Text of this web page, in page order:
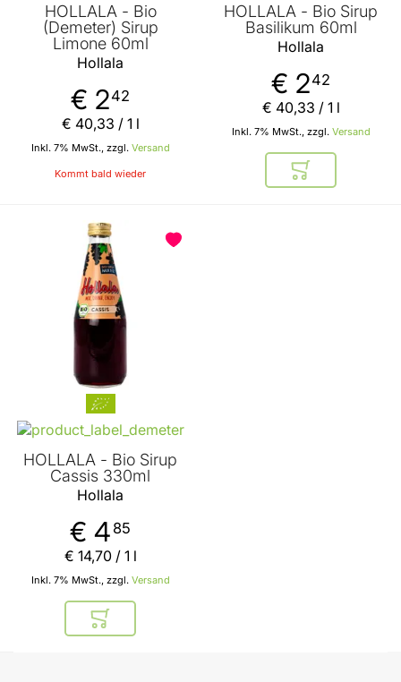
HOLLALA - Bio
(Demeter) Sirup
Limone 60ml
Hollala
€ 242
Inkl. 7% MwSt., zzgl. Versand
€ 40,33 / 1 l
Kommt bald wieder
HOLLALA - Bio Sirup
Basilikum 60ml
Hollala
€ 242
Inkl. 7% MwSt., zzgl. Versand
€ 40,33 / 1 l
In den
HOLLALA - Bio Sirup
Cassis 330ml
Hollala
€ 4 85
Inkl. 7% MwSt., zzgl. Versand
€ 14,70/ 1 l
In den Warenkorb